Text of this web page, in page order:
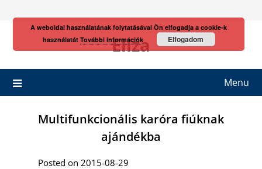
Eliza
Menu
Multifunkcionális karóra fiúknak
ajándékba
Posted on 2015-08-29
A weboldal használatának folytatásával Ön elfogadja a cookie-k
használatát További információk Elfogadom